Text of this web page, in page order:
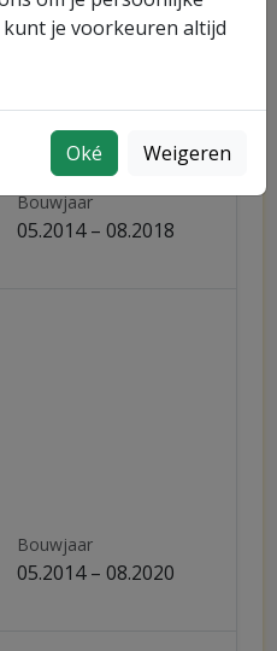
je voorkeuren altijd
Oké Weigeren
Bouwjaar
05.2014 – 08.2018
Bouwjaar
05.2014 – 08.2020